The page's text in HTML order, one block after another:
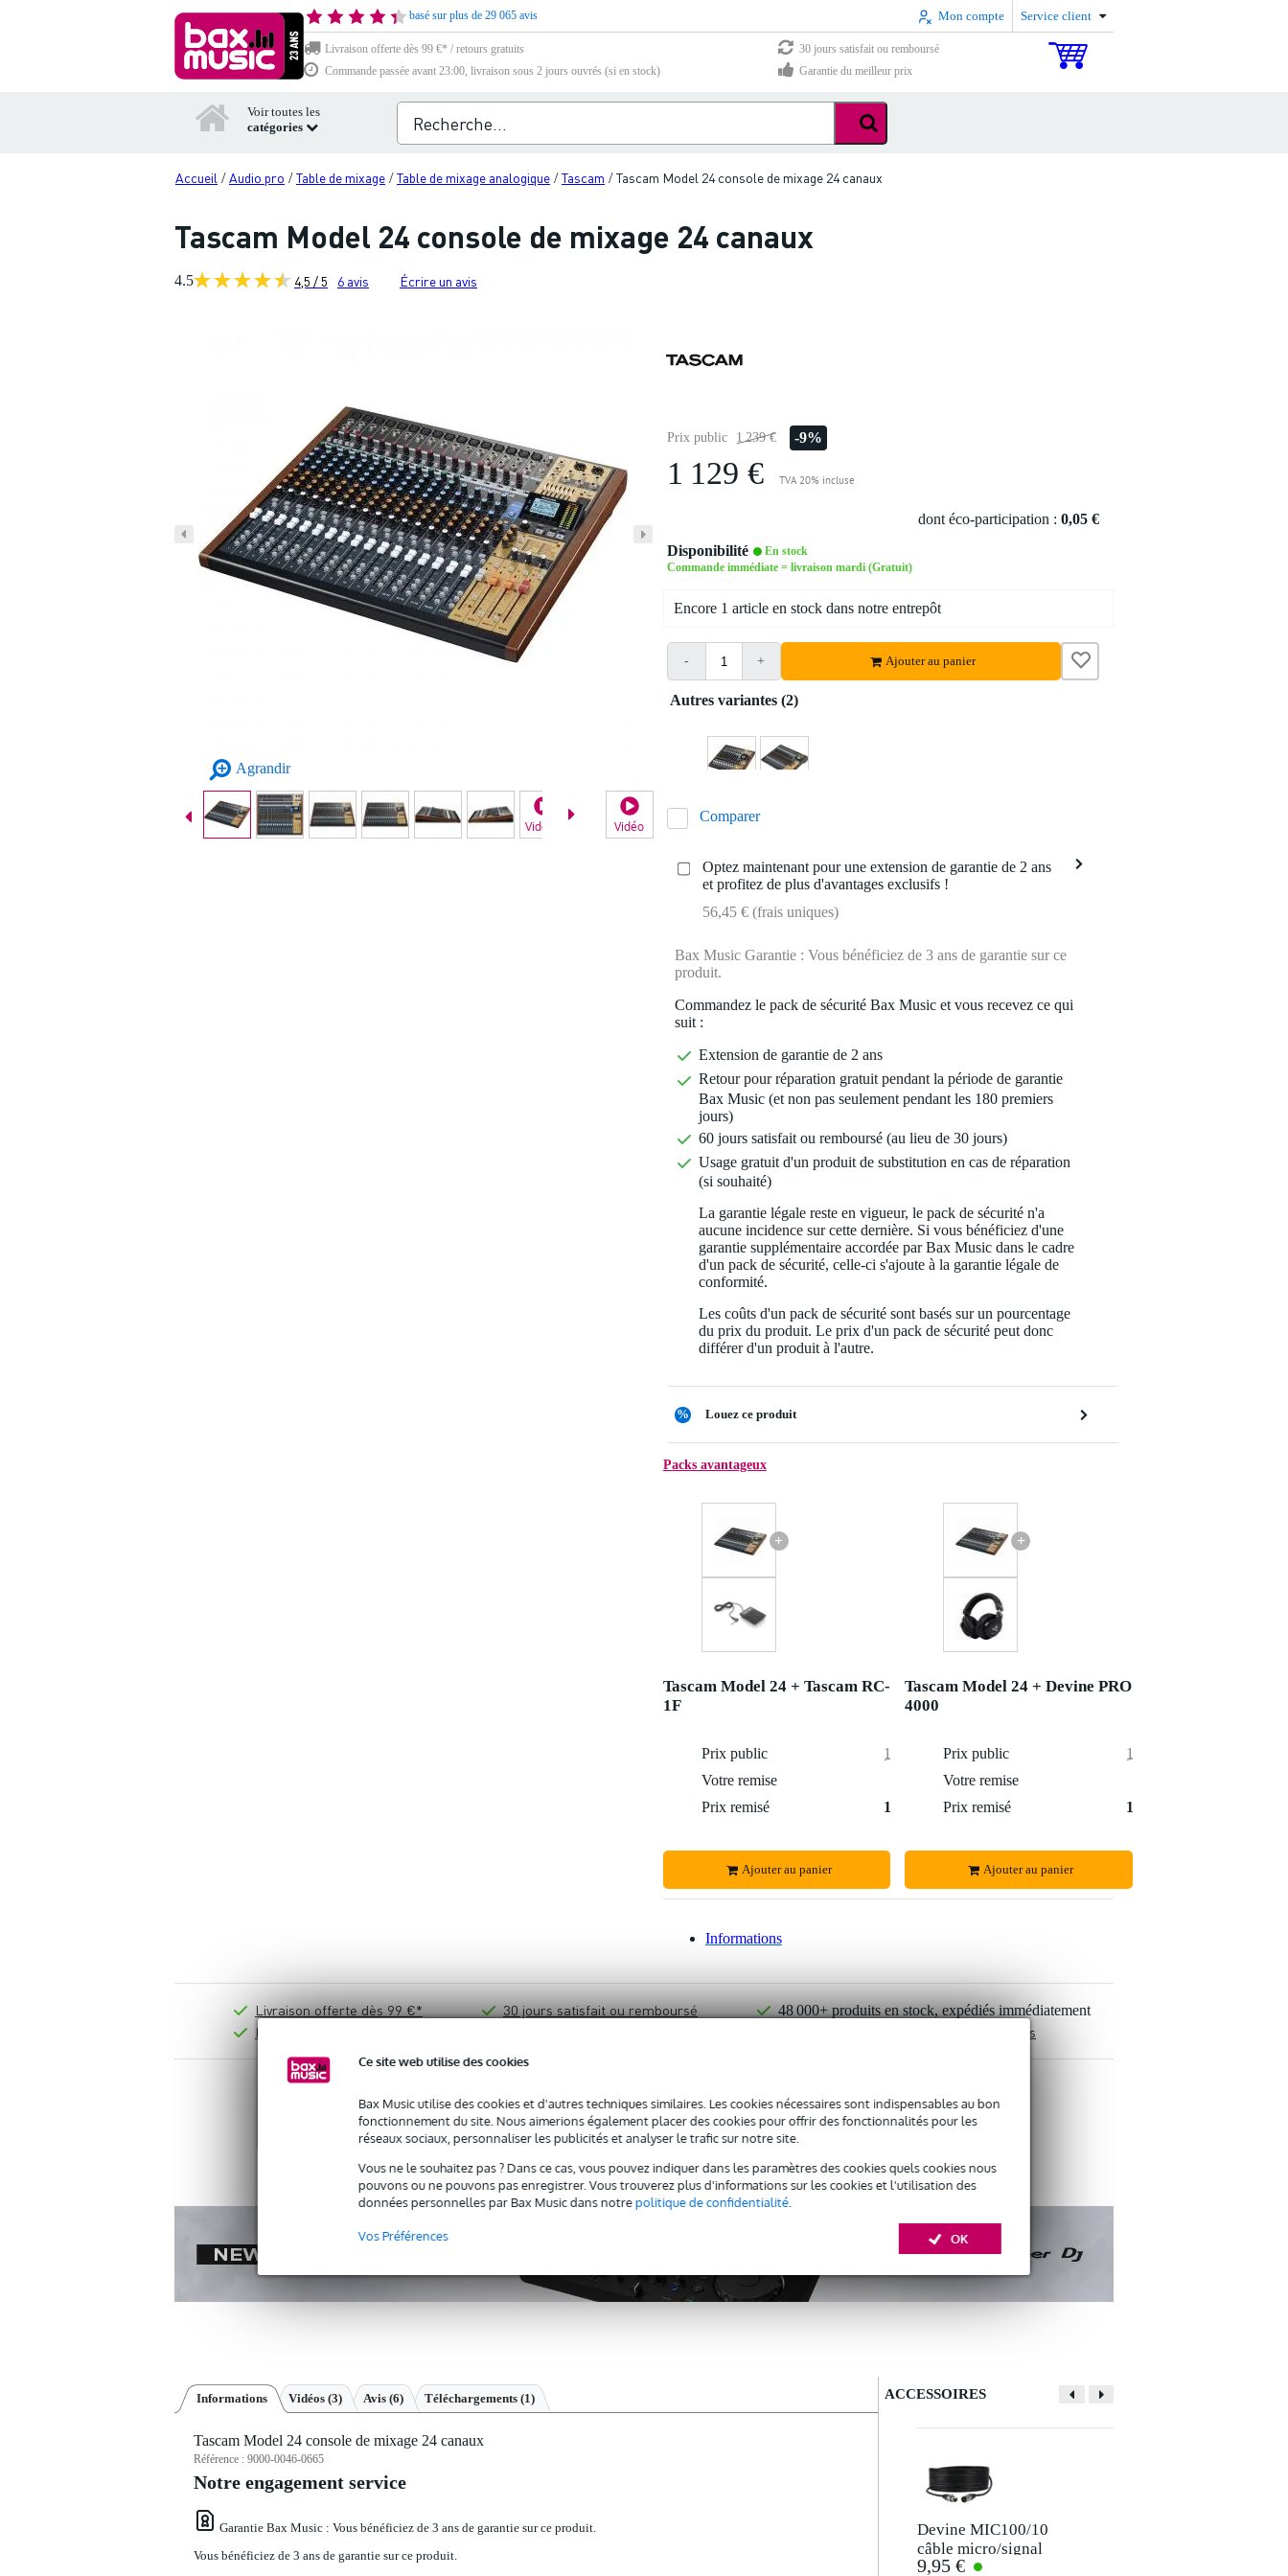
Ce site web utilise des cookies
Bax Music utilise des cookies et d'autres techniques similaires. Les cookies nécessaires sont indispensables au bon
fonctionnement du site. Nous aimerions également placer des cookies pour offrir des fonctionnalités pour les
réseaux sociaux, personnaliser les publicités et analyser le trafic sur notre site.
Vous ne le souhaitez pas ? Dans ce cas, vous pouvez indiquer dans les paramètres des cookies quels cookies nous
pouvons ou ne pouvons pas enregistrer. Vous trouverez plus d'informations sur les cookies et l'utilisation des
données personnelles par Bax Music dans notrepolitique de confidentialité.
OK
Vos Préférences
basé sur plus de 29 065 avis Mon compte Service client
Livraison offerte dès 99 €* / retours gratuits
30 jours satisfait ou remboursé
Commande passée avant 23:00, livraison sous 2 jours ouvrés (si en stock)
Garantie du meilleur prix
Voir toutes les
catégories
Accueil /Audio pro /Table de mixage /Table de mixage analogique /Tascam /Tascam Model 24 console de mixage 24 canaux
Tascam Model 24 console de mixage 24 canaux
4.5 4,5 / 5 6 avis Écrire un avis
Agrandir
Vidéo
Video 2 Video 3
Prix public 1 239 € -9%
1 129 € TVA 20% incluse
dont éco-participation : 0,05 €
Disponibilité
En stock
Commande immédiate = livraison mardi (Gratuit)
Encore 1 article en stock dans notre entrepôt
- + Ajouter au panier
Autres variantes (2)
Comparer
Optez maintenant pour une extension de garantie de 2 ans
et profitez de plus d'avantages exclusifs !
56,45 € (frais uniques)
Bax Music Garantie : Vous bénéficiez de 3 ans de garantie sur ce
produit.
Commandez le pack de sécurité Bax Music et vous recevez ce qui
suit :
Extension de garantie de 2 ans
Retour pour réparation gratuit pendant la période de garantie
Bax Music (et non pas seulement pendant les 180 premiers
jours)
60 jours satisfait ou remboursé (au lieu de 30 jours)
Usage gratuit d'un produit de substitution en cas de réparation
(si souhaité)
La garantie légale reste en vigueur, le pack de sécurité n'a
aucune incidence sur cette dernière. Si vous bénéficiez d'une
garantie supplémentaire accordée par Bax Music dans le cadre
d'un pack de sécurité, celle-ci s'ajoute à la garantie légale de
conformité.
Les coûts d'un pack de sécurité sont basés sur un pourcentage
du prix du produit. Le prix d'un pack de sécurité peut donc
différer d'un produit à l'autre.
% Louez ce produit
Packs avantageux
+
Tascam Model 24 + Tascam RC-
1F
Prix public
1 169 €
Votre remise
Prix remisé
1 167 €
Ajouter au panier
+
Tascam Model 24 + Devine PRO
4000
Prix public
1 178 €
Votre remise
Prix remisé
1 169 €
Ajouter au panier
Informations
Livraison offerte dès 99 €*
Retours gratuits
30 jours satisfait ou remboursé
48 000+ produits en stock, expédiés immédiatement
Modalités de paiement sûres et étendues
Vous n'êtes pas sûr si leTascam Model 24 console de mixage 24 canauxvous convient ?
Démarrer la vérification
Informations Vidéos (3) Avis (6) Téléchargements (1)
Tascam Model 24 console de mixage 24 canaux
Référence : 9000-0046-0665
Notre engagement service
Garantie Bax Music : Vous bénéficiez de 3 ans de garantie sur ce produit.
Vous bénéficiez de 3 ans de garantie sur ce produit.
ACCESSOIRES
Devine MIC100/10
câble micro/signal
XLR 10 m
9,95 €